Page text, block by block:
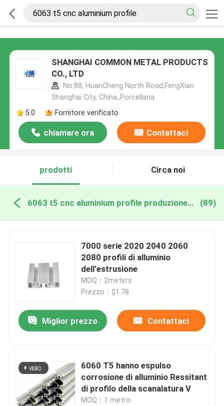
SHANGHAI COMMON METAL PRODUCTS
CO., LTD
No.88, HuanCheng North Road,FengXian
Shanghai City, China.,Porcellana
5.0
Fornitore verificato
chiamare ora Contattaci
prodotti Circa noi
6063 t5 cnc aluminium profile produzione online (89)
7000 serie 2020 2040 2060
2080 profili di alluminio
dell'estrusione
MOQ：2meters
Prezzo：$1.78
Miglior prezzo Contattaci
6060 T5 hanno espulso
corrosione di alluminio Ressitant
di profilo della scanalatura V
MOQ：1 metro